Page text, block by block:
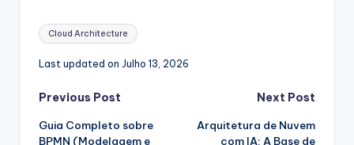
Tags:
Cloud Architecture
Last updated on Julho 13, 2026
Post
navigation
Previous Post
Guia Completo sobre
BPMN (Modelagem e
Next Post
Arquitetura de Nuvem
com IA: A Base de